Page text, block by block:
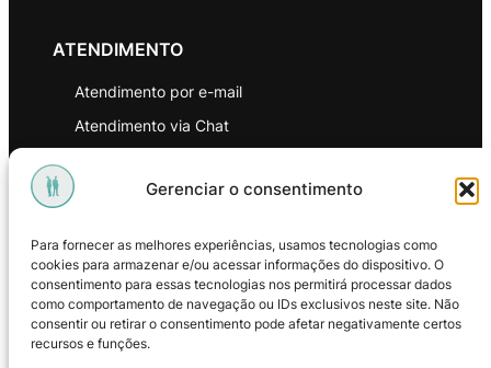
Gerenciar o consentimento
Para fornecer as melhores experiências, usamos tecnologias como
cookies para armazenar e/ou acessar informações do dispositivo. O
consentimento para essas tecnologias nos permitirá processar dados
como comportamento de navegação ou IDs exclusivos neste site. Não
consentir ou retirar o consentimento pode afetar negativamente certos
recursos e funções.
ATENDIMENTO
Atendimento por e-mail
Atendimento via Chat
Política de Privacidade
Política de Troca e Devoluções
Política de Reembolso